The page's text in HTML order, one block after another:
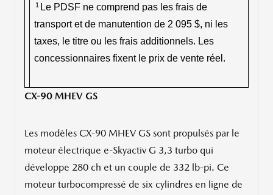
1Le PDSF ne comprend pas les frais de
transport et de manutention de 2 095 $, ni les
taxes, le titre ou les frais additionnels. Les
concessionnaires fixent le prix de vente réel.
CX-90 MHEV GS
Les modèles CX-90 MHEV GS sont propulsés par le
moteur électrique e-Skyactiv G 3,3 turbo qui
développe 280 ch et un couple de 332 lb-pi. Ce
moteur turbocompressé de six cylindres en ligne de